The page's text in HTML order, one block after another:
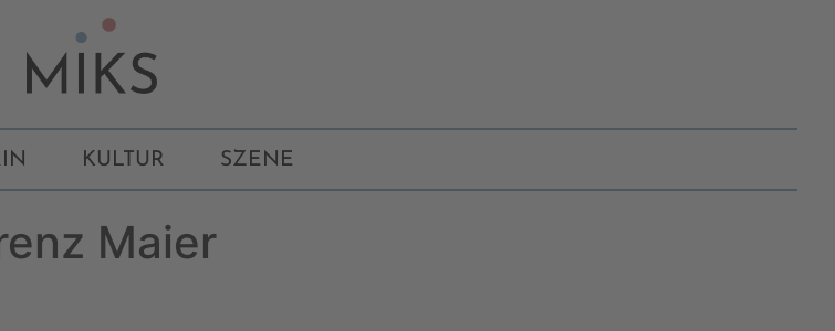
KULTUR SZENE
Maier